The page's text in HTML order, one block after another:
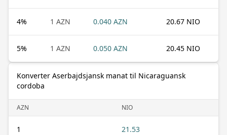
4% 1 AZN 0.040 AZN 20.67 NIO
5% 1 AZN 0.050 AZN 20.45 NIO
Konverter Aserbajdsjansk manat til Nicaraguansk
cordoba
AZN NIO
1 21.53